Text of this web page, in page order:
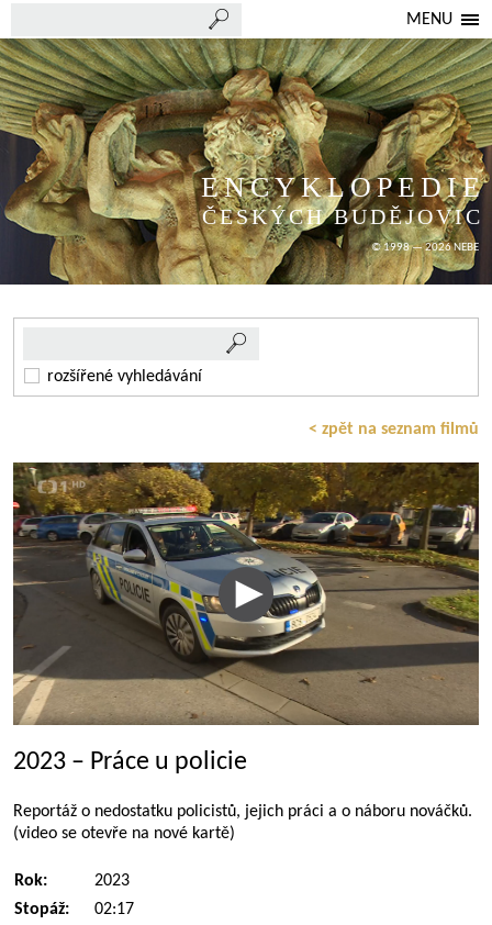
MENU
ENCYKLOPEDIE
ČESKÝCH BUDĚJOVIC
© 1998 — 2026 NEBE
rozšířené vyhledávání
< zpět na seznam filmů
2023 – Práce u policie
Reportáž o nedostatku policistů, jejich práci a o náboru nováčků.
(video se otevře na nové kartě)
Rok:
2023
Stopáž:
02:17